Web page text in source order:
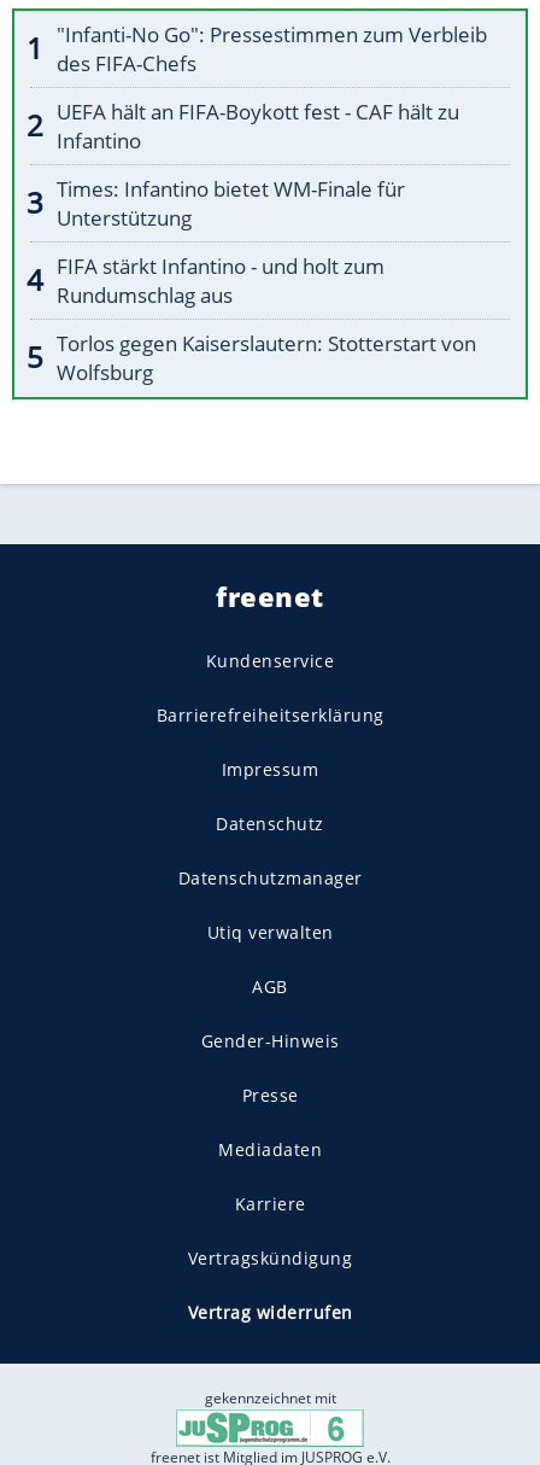
"Infanti-No Go": Pressestimmen zum Verbleib
des FIFA-Chefs
UEFA hält an FIFA-Boykott fest - CAF hält zu
Infantino
Times: Infantino bietet WM-Finale für
Unterstützung
FIFA stärkt Infantino - und holt zum
Rundumschlag aus
Torlos gegen Kaiserslautern: Stotterstart von
Wolfsburg
freenet
Kundenservice
Barrierefreiheitserklärung
Impressum
Datenschutz
Datenschutzmanager
Utiq verwalten
AGB
Gender-Hinweis
Presse
Mediadaten
Karriere
Vertragskündigung
Vertrag widerrufen
gekennzeichnet mit
freenet ist Mitglied im JUSPROG e.V.